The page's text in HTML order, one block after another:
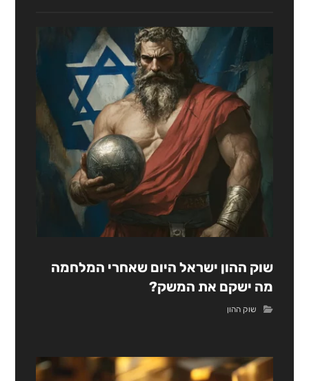
שוק ההון ישראל היום שאחרי המלחמה
מה ישקם את המשק?
שוק ההון